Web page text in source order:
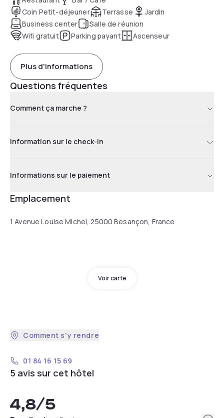
Coin Petit-déjeuner
Terrasse
Jardin
Business center
Salle de réunion
Wifi gratuit
Parking payant Ascenseur
Plus d'informations
Questions fréquentes
Comment ça marche ?
Information sur le check-in
Informations sur le paiement
Emplacement
1 Avenue Louise Michel, 25000 Besançon, France
Voir carte
Comment s'y rendre
01 84 16 15 69
5 avis sur cet hôtel
4,8/5